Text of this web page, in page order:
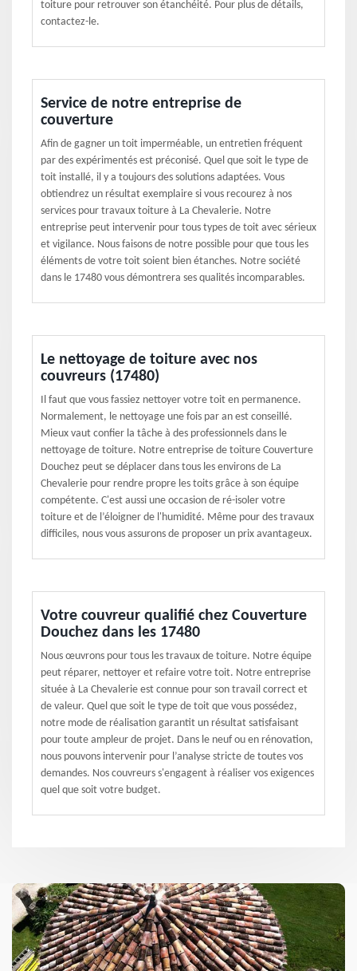
toiture pour retrouver son étanchéité. Pour plus de détails,
contactez-le.
Service de notre entreprise de
couverture
Afin de gagner un toit imperméable, un entretien fréquent
par des expérimentés est préconisé. Quel que soit le type de
toit installé, il y a toujours des solutions adaptées. Vous
obtiendrez un résultat exemplaire si vous recourez à nos
services pour travaux toiture à La Chevalerie. Notre
entreprise peut intervenir pour tous types de toit avec sérieux
et vigilance. Nous faisons de notre possible pour que tous les
éléments de votre toit soient bien étanches. Notre société
dans le 17480 vous démontrera ses qualités incomparables.
Le nettoyage de toiture avec nos
couvreurs (17480)
Il faut que vous fassiez nettoyer votre toit en permanence.
Normalement, le nettoyage une fois par an est conseillé.
Mieux vaut confier la tâche à des professionnels dans le
nettoyage de toiture. Notre entreprise de toiture Couverture
Douchez peut se déplacer dans tous les environs de La
Chevalerie pour rendre propre les toits grâce à son équipe
compétente. C'est aussi une occasion de ré-isoler votre
toiture et de l’éloigner de l'humidité. Même pour des travaux
difficiles, nous vous assurons de proposer un prix avantageux.
Votre couvreur qualifié chez Couverture
Douchez dans les 17480
Nous œuvrons pour tous les travaux de toiture. Notre équipe
peut réparer, nettoyer et refaire votre toit. Notre entreprise
située à La Chevalerie est connue pour son travail correct et
de valeur. Quel que soit le type de toit que vous possédez,
notre mode de réalisation garantit un résultat satisfaisant
pour toute ampleur de projet. Dans le neuf ou en rénovation,
nous pouvons intervenir pour l’analyse stricte de toutes vos
demandes. Nos couvreurs s'engagent à réaliser vos exigences
quel que soit votre budget.